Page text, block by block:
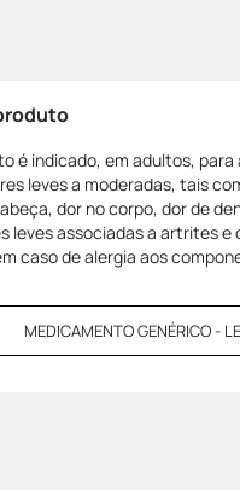
é indicado, em adultos,
leves a moderadas, tais
dor no corpo, dor de
leves associadas a artrites e
caso de alergia aos
MEDICAMENTO GENÉRICO -